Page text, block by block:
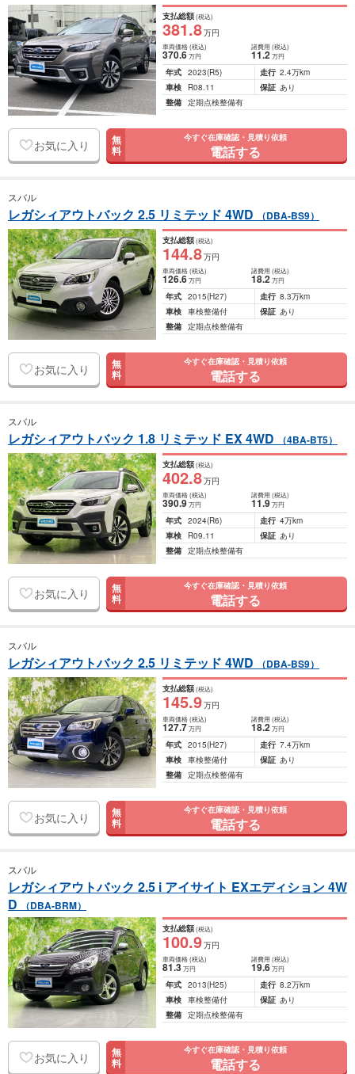
支払総額(税込)
381.8万円
車両価格(税込)
370.6万円
諸費用 (税込)
11.2 万円
年式 2023(R5) 走行 2.4万km
車検
R08.11 保証 あり
整備 定期点検整備有
お気に入り 無
料
今すぐ在庫確認・見積り依頼
電話する
スバル
レガシィアウトバック 2.5 リミテッド 4WD （DBA-BS9）
支払総額(税込)
144.8万円
車両価格(税込)
126.6万円
諸費用 (税込)
18.2 万円
年式 2015(H27) 走行 8.3万km
車検 車検整備付 保証 あり
整備 定期点検整備有
お気に入り 無
料
今すぐ在庫確認・見積り依頼
電話する
スバル
レガシィアウトバック 1.8 リミテッド EX 4WD （4BA-BT5）
支払総額(税込)
402.8万円
車両価格(税込)
390.9万円
諸費用 (税込)
11.9 万円
年式 2024(R6) 走行 4万km
車検
R09.11 保証 あり
整備 定期点検整備有
お気に入り 無
料
今すぐ在庫確認・見積り依頼
電話する
スバル
レガシィアウトバック 2.5 リミテッド 4WD （DBA-BS9）
支払総額(税込)
145.9万円
車両価格(税込)
127.7万円
諸費用 (税込)
18.2 万円
年式 2015(H27) 走行 7.4万km
車検 車検整備付 保証 あり
整備 定期点検整備有
お気に入り 無
料
今すぐ在庫確認・見積り依頼
電話する
スバル
レガシィアウトバック 2.5 i アイサイト EXエディション 4W
D
（DBA-BRM）
支払総額(税込)
100.9万円
車両価格(税込)
81.3万円
諸費用 (税込)
19.6 万円
年式 2013(H25) 走行 8.2万km
車検 車検整備付 保証 あり
整備 定期点検整備有
お気に入り 無
料
今すぐ在庫確認・見積り依頼
電話する